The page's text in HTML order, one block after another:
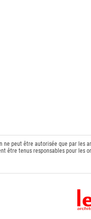
peut être autorisée que par les
être tenus responsables pour les